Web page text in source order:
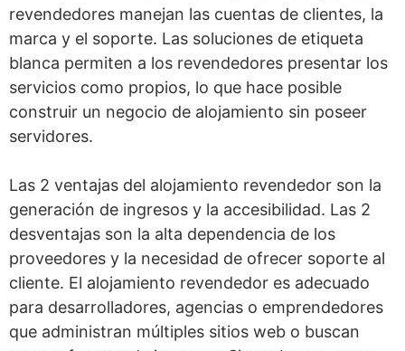
revendedores manejan las cuentas de clientes, la
marca y el soporte. Las soluciones de etiqueta
blanca permiten a los revendedores presentar los
servicios como propios, lo que hace posible
construir un negocio de alojamiento sin poseer
servidores.
Las 2 ventajas del alojamiento revendedor son la
generación de ingresos y la accesibilidad. Las 2
desventajas son la alta dependencia de los
proveedores y la necesidad de ofrecer soporte al
cliente. El alojamiento revendedor es adecuado
para desarrolladores, agencias o emprendedores
que administran múltiples sitios web o buscan